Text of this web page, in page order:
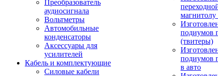
Преобразователь
аудиосигнала
Вольтметры
Автомобильные
конденсаторы
Аксессуары для
усилителей
Кабель и комплектующие
Силовые кабели
подиумов
(твитеры)
подиумов
в авто